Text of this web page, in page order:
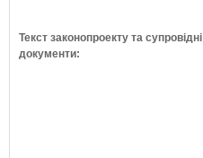
Текст законопроекту та супровідні
документи: